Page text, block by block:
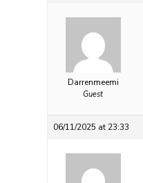
Darrenmeemi
Guest
06/11/2025 at 23:33